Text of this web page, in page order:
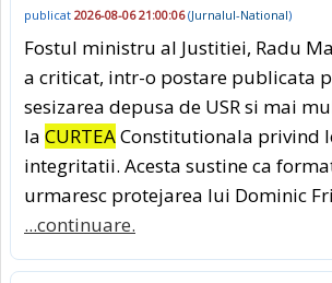
publicat 2026-08-06 21:00:06(Jurnalul-National)
Fostul ministru al Justitiei, Radu
a criticat, intr-o postare publicata
sesizarea depusa de USR si mai
la CURTEAConstitutionala privind
integritatii. Acesta sustine ca
urmaresc protejarea lui Dominic
...continuare.